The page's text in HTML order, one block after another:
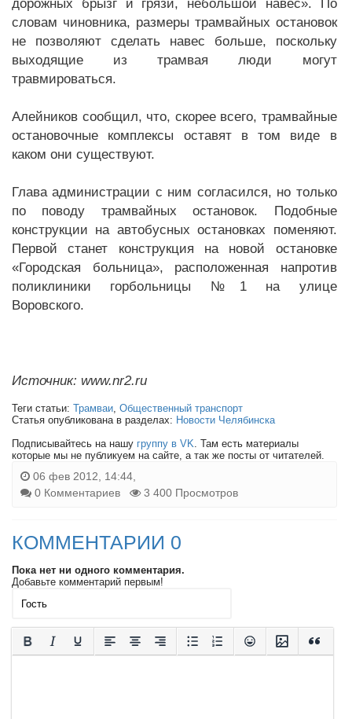
дорожных брызг и грязи, небольшой навес». По
словам чиновника, размеры трамвайных остановок
не позволяют сделать навес больше, поскольку
выходящие из трамвая люди могут
травмироваться.
Алейников сообщил, что, скорее всего, трамвайные
остановочные комплексы оставят в том виде в
каком они существуют.
Глава администрации с ним согласился, но только
по поводу трамвайных остановок. Подобные
конструкции на автобусных остановках поменяют.
Первой станет конструкция на новой остановке
«Городская больница», расположенная напротив
поликлиники горбольницы №1 на улице
Воровского.
Источник: www.nr2.ru
Теги статьи: Трамваи, Общественный транспорт
Статья опубликована в разделах: Новости Челябинска
Подписывайтесь на нашу группу в VK. Там есть материалы
которые мы не публикуем на сайте, а так же посты от читателей.
06 фев 2012, 14:44,
0 Комментариев
3 400 Просмотров
КОММЕНТАРИИ 0
Пока нет ни одного комментария.
Добавьте комментарий первым!